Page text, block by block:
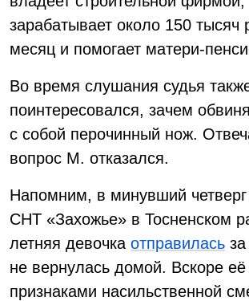
зарабатывает около 150 тысяч
месяц и помогает матери-
Во время слушания судья
поинтересовался, зачем
с собой перочинный нож.
вопрос М. отказался.
Напомним, в минувший
СНТ «Захожье» в Тосненском
летняя девочка отправилась
не вернулась домой. Вскоре её
признаками насильственной